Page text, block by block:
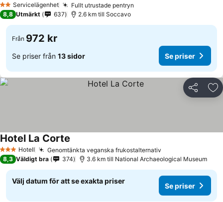
2 StjärnorServicelägenhet Fullt utrustade pentryn
8,8 Utmärkt 637 2.6 km till Soccavo
Från 972 kr
Se priser från 13 sidor Se priser
Dela
3 StjärnorHotell Genomtänkta veganska frukostalternativ
Hotel La Corte
8,3 Väldigt bra 374 3.6 km till National Archaeological Museum
Välj datum för att se exakta priser
Se priser